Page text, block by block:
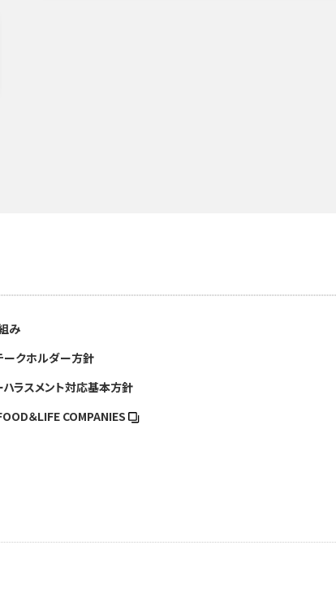
み
ークホルダー方針
ハラスメント対応基本方針
＆LIFE COMPANIES